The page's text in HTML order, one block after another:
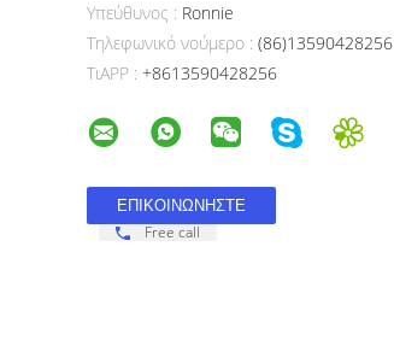
Υπεύθυνος : Ronnie
Τηλεφωνικό νούμερο : (86)13590428256
ΤιAPP : +8613590428256
Free call